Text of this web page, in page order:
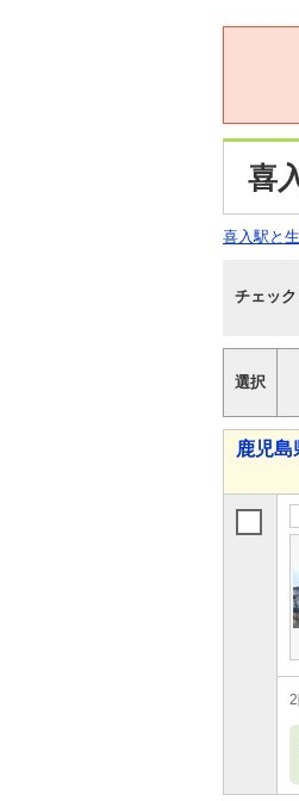
喜
喜入駅と
チェッ
選択
鹿児